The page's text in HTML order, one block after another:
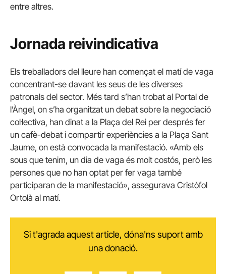
entre altres.
Jornada reivindicativa
Els treballadors del lleure han començat el matí de vaga
concentrant-se davant les seus de les diverses
patronals del sector. Més tard s’han trobat al Portal de
l’Àngel, on s’ha organitzat un debat sobre la negociació
col·lectiva, han dinat a la Plaça del Rei per després fer
un cafè-debat i compartir experiències a la Plaça Sant
Jaume, on està convocada la manifestació. «Amb els
sous que tenim, un dia de vaga és molt costós, però les
persones que no han optat per fer vaga també
participaran de la manifestació», assegurava Cristòfol
Ortolà al matí.
Si t'agrada aquest article, dóna'ns suport amb
una donació.